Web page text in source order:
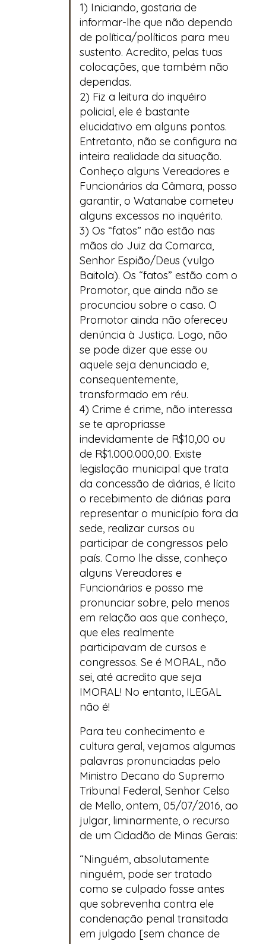
1) Iniciando, gostaria de
informar-lhe que não dependo
de política/políticos para meu
sustento. Acredito, pelas tuas
colocações, que também não
dependas.
2) Fiz a leitura do inquéiro
policial, ele é bastante
elucidativo em alguns pontos.
Entretanto, não se configura na
inteira realidade da situação.
Conheço alguns Vereadores e
Funcionários da Câmara, posso
garantir, o Watanabe cometeu
alguns excessos no inquérito.
3) Os “fatos” não estão nas
mãos do Juiz da Comarca,
Senhor Espião/Deus (vulgo
Baitola). Os “fatos” estão com o
Promotor, que ainda não se
procunciou sobre o caso. O
Promotor ainda não ofereceu
denúncia à Justiça. Logo, não
se pode dizer que esse ou
aquele seja denunciado e,
consequentemente,
transformado em réu.
4) Crime é crime, não interessa
se te apropriasse
indevidamente de R$10,00 ou
de R$1.000.000,00. Existe
legislação municipal que trata
da concessão de diárias, é lícito
o recebimento de diárias para
representar o município fora da
sede, realizar cursos ou
participar de congressos pelo
país. Como lhe disse, conheço
alguns Vereadores e
Funcionários e posso me
pronunciar sobre, pelo menos
em relação aos que conheço,
que eles realmente
participavam de cursos e
congressos. Se é MORAL, não
sei, até acredito que seja
IMORAL! No entanto, ILEGAL
não é!
Para teu conhecimento e
cultura geral, vejamos algumas
palavras pronunciadas pelo
Ministro Decano do Supremo
Tribunal Federal, Senhor Celso
de Mello, ontem, 05/07/2016, ao
julgar, liminarmente, o recurso
de um Cidadão de Minas Gerais:
“Ninguém, absolutamente
ninguém, pode ser tratado
como se culpado fosse antes
que sobrevenha contra ele
condenação penal transitada
em julgado [sem chance de